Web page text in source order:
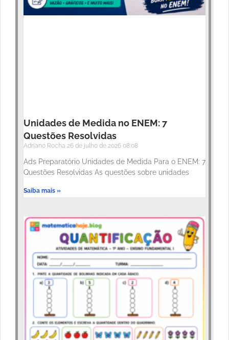
Unidades de Medida no ENEM: 7
Questões Resolvidas
Adriano Rocha 26 de julho de 2026 08:08
Ads Preparatório Unidades de Medida Para o ENEM: 7
Questões Resolvidas As questões sobre unidades
Saiba mais »